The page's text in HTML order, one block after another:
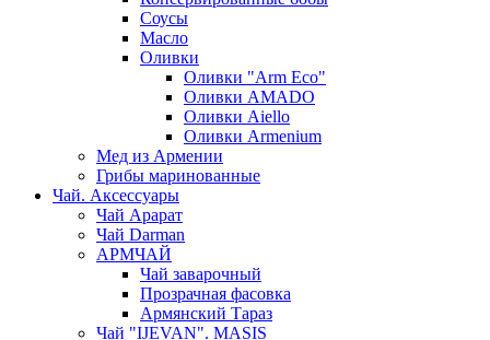
Соусы
Масло
Оливки
Оливки "Arm Eco"
Оливки AMADO
Оливки Aiello
Оливки Armenium
Мед из Армении
Грибы маринованные
Чай. Аксессуары
Чай Арарат
Чай Darman
АРМЧАЙ
Чай заварочный
Прозрачная фасовка
Армянский Тараз
Чай "IJEVAN". MASIS